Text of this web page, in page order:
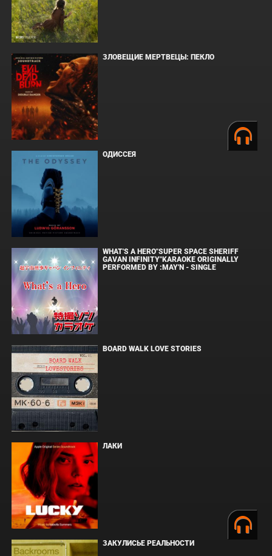
ЗЛОВЕЩИЕ МЕРТВЕЦЫ: ПЕКЛО
ОДИССЕЯ
WHAT'S A HERO"SUPER SPACE SHERIFF
GAVAN INFINITY"KARAOKE ORIGINALLY
PERFORMED BY :MAY'N - SINGLE
BOARD WALK LOVE STORIES
ЛАКИ
ЗАКУЛИСЬЕ РЕАЛЬНОСТИ